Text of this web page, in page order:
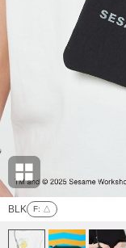
(2008)
ョン雑貨 (861)
/ランジェリー (127)
adidas by Stella
アディダス バイ ステラ
ALLISON BROWN
Ame no chi Hare
アメノチハレ
AMOMMA
アモマ
BLK F: △